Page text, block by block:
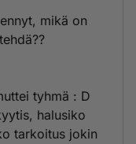
mikä on
tyhmä : D
halusiko
tarkoitus jokin